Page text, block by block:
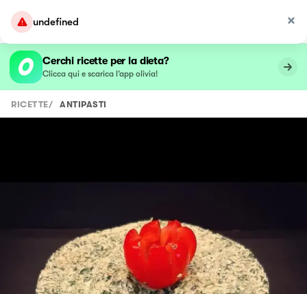
undefined
Cerchi ricette per la dieta?
Clicca qui e scarica l’app olivia!
RICETTE/ ANTIPASTI